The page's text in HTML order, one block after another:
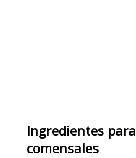
Ingredientespara
comensales